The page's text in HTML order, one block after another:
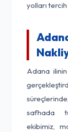
yolları
Adana
safhada
ekibimiz,